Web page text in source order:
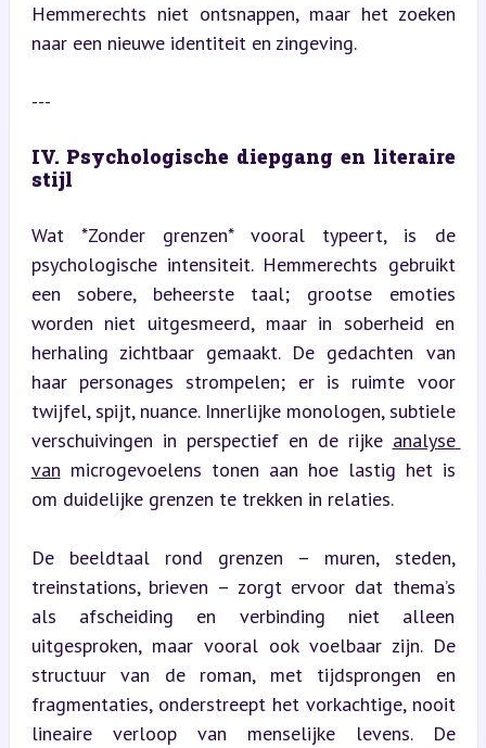
Hemmerechts niet ontsnappen, maar het zoeken
naar een nieuwe identiteit en zingeving.
---
IV. Psychologische diepgang en literaire
stijl
Wat *Zonder grenzen* vooral typeert, is de
psychologische intensiteit. Hemmerechts gebruikt
een sobere, beheerste taal; grootse emoties
worden niet uitgesmeerd, maar in soberheid en
herhaling zichtbaar gemaakt. De gedachten van
haar personages strompelen; er is ruimte voor
twijfel, spijt, nuance. Innerlijke monologen, subtiele
verschuivingen in perspectief en de rijke analyse
van microgevoelens tonen aan hoe lastig het is
om duidelijke grenzen te trekken in relaties.
De beeldtaal rond grenzen – muren, steden,
treinstations, brieven – zorgt ervoor dat thema’s
als afscheiding en verbinding niet alleen
uitgesproken, maar vooral ook voelbaar zijn. De
structuur van de roman, met tijdsprongen en
fragmentaties, onderstreept het vorkachtige, nooit
lineaire verloop van menselijke levens. De